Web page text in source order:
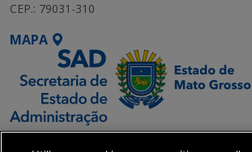
CEP.: 79031-310
MAPA